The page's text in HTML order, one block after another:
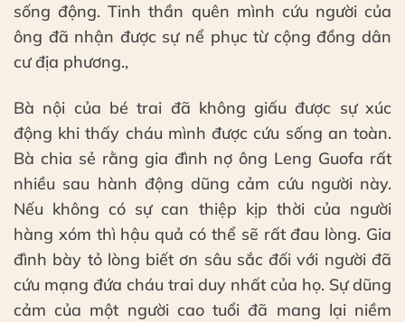
sống động. Tinh thần quên mình cứu người của
ông đã nhận được sự nể phục từ cộng đồng dân
cư địa phương.,
Bà nội của bé trai đã không giấu được sự xúc
động khi thấy cháu mình được cứu sống an toàn.
Bà chia sẻ rằng gia đình nợ ông Leng Guofa rất
nhiều sau hành động dũng cảm cứu người này.
Nếu không có sự can thiệp kịp thời của người
hàng xóm thì hậu quả có thể sẽ rất đau lòng. Gia
đình bày tỏ lòng biết ơn sâu sắc đối với người đã
cứu mạng đứa cháu trai duy nhất của họ. Sự dũng
cảm của một người cao tuổi đã mang lại niềm